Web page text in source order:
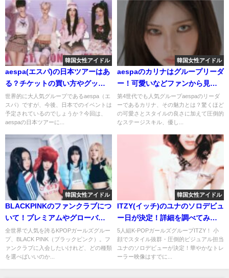
韓国女性アイドル
aespa(エスパ)の日本ツアーはあ
る？チケットの買い方やグッズ
についても紹介！
世界的に大人気グループであるaespa（エ
スパ）ですが、今後、日本でのイベントは
予定されているのでしょうか？今回は、
aespaの日本ツアーに...
韓国女性アイドル
aespaのカリナはグループリーダ
ー！可愛いなどファンから見た
彼女の魅力はどんなところ？
第4世代でも人気グループaespaのリーダ
ーであるカリナ、その魅力とは？驚くほど
の可愛さとスタイルの良さに加えて圧倒的
なステージスキル、優し...
韓国女性アイドル
BLACKPINKのファンクラブにつ
いて！プレミアムやグローバル
など種類や特典も紹介！
全世界で人気を誇るKPOPガールズグルー
プ、BLACK PINK（ブラックピンク）。フ
ァンクラブに入会したいけれど、どの種類
を選べばいいのか...
韓国女性アイドル
ITZY(イッチ)のユナのソロデビュ
ー日が決定！詳細を調べてみ
た！
5人組K-POPガールズグループITZY！ 小
顔でスタイル抜群・圧倒的ビジュアル担当
ユナのソロデビューが決定！華やかなトレ
ーラー映像はすでに...